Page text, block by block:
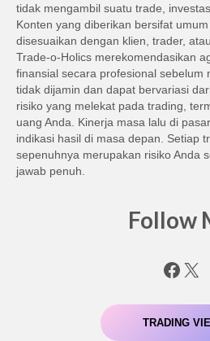
tidak mengambil suatu trade,
Konten yang diberikan bersifat
disesuaikan dengan klien, trader,
Trade-o-Holics merekomendasikan
finansial secara profesional sebelum
tidak dijamin dan dapat bervariasi
risiko yang melekat pada trading,
uang Anda. Kinerja masa lalu di
indikasi hasil di masa depan. Setiap
sepenuhnya merupakan risiko Anda
jawab penuh.
Follow
X
TRADING